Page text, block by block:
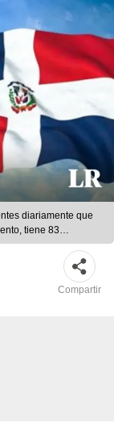
diariamente que
tiene 83
LR/Al Día News/Al
Compartir